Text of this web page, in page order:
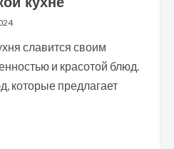
славится своим
и красотой блюд.
которые предлагает